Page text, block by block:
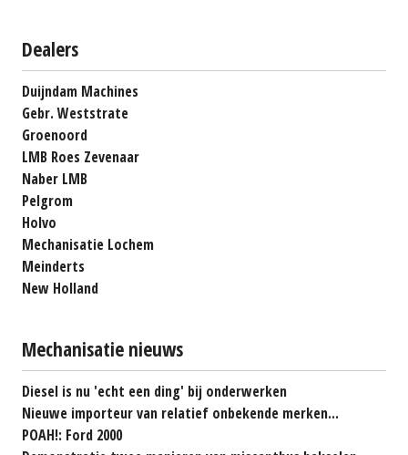
Dealers
Duijndam Machines
Gebr. Weststrate
Groenoord
LMB Roes Zevenaar
Naber LMB
Pelgrom
Holvo
Mechanisatie Lochem
Meinderts
New Holland
Mechanisatie nieuws
Diesel is nu 'echt een ding' bij onderwerken
Nieuwe importeur van relatief onbekende merken...
POAH!: Ford 2000